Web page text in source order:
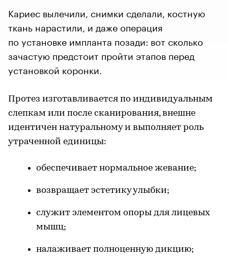
Кариес вылечили, снимки сделали, костную
ткань нарастили, и даже операция
по установке импланта позади: вот сколько
зачастую предстоит пройти этапов перед
установкой коронки.
Протез изготавливается по индивидуальным
слепкам или после сканирования, внешне
идентичен натуральному и выполняет роль
утраченной единицы:
обеспечивает нормальное жевание;
возвращает эстетику улыбки;
служит элементом опоры для лицевых
мышц;
налаживает полноценную дикцию;